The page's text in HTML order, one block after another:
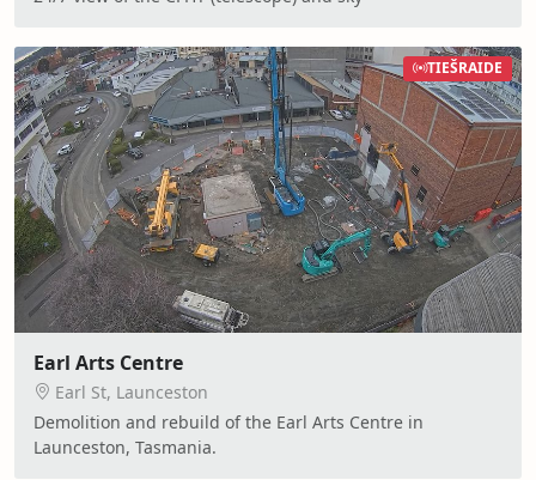
TIEŠRAIDE
Earl Arts Centre
Earl St, Launceston
Demolition and rebuild of the Earl Arts Centre in
Launceston, Tasmania.